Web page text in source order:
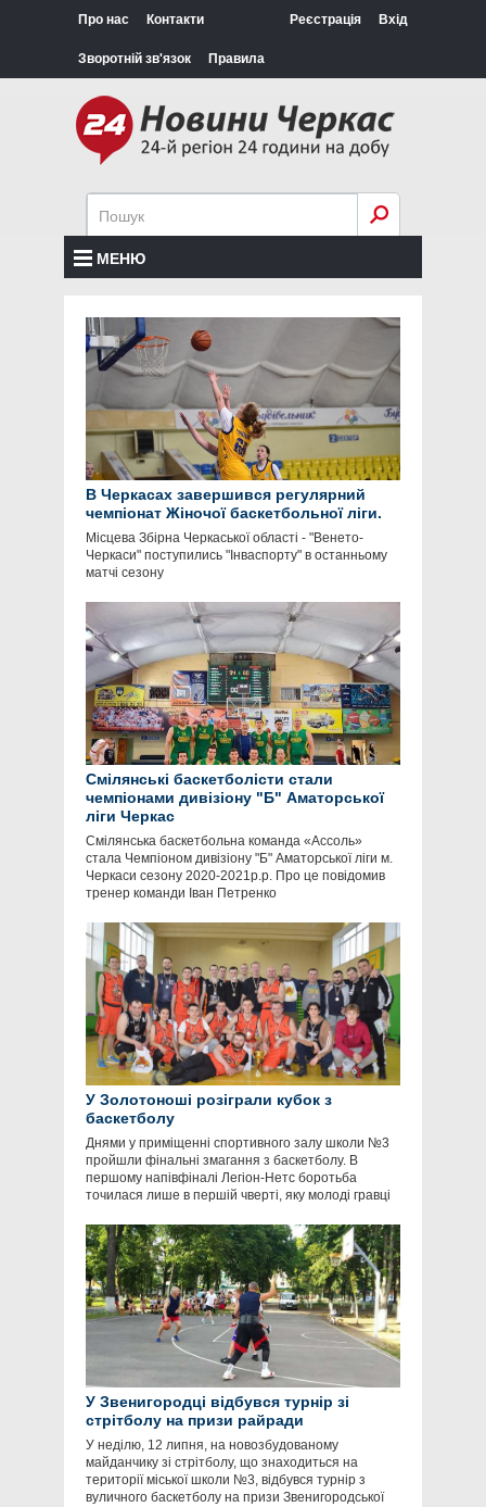
Про нас Контакти
Зворотній зв'язок Правила
Реєстрація Вхід
МЕНЮ
В Черкасах завершився регулярний
чемпіонат Жіночої баскетбольної ліги.
Місцева Збірна Черкаської області - "Венето-
Черкаси" поступились "Інваспорту" в останньому
матчі сезону
Смілянські баскетболісти стали
чемпіонами дивізіону "Б" Аматорської
ліги Черкас
Смілянська баскетбольна команда «Ассоль»
стала Чемпіоном дивізіону "Б" Аматорської ліги м.
Черкаси сезону 2020-2021р.р. Про це повідомив
тренер команди Іван Петренко
У Золотоноші розіграли кубок з
баскетболу
Днями у приміщенні спортивного залу школи №3
пройшли фінальні змагання з баскетболу. В
першому напівфіналі Легіон-Нетс боротьба
точилася лише в першій чверті, яку молоді гравці
У Звенигородці відбувся турнір зі
стрітболу на призи райради
У неділю, 12 липня, на новозбудованому
майданчику зі стрітболу, що знаходиться на
території міської школи №3, відбувся турнір з
вуличного баскетболу на призи Звенигородської